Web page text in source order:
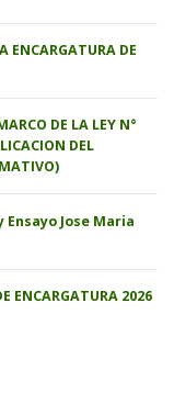
ENCARGATURA DE
DE LA LEY N°
DEL
Jose Maria
ENCARGATURA 2026